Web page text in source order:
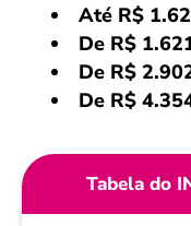
Até R$
De R$
De R$
De R$
Tabela do